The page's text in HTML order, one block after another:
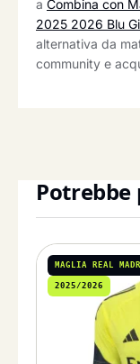
a Combina con
2025 2026 Blu
alternativa da
community e
Potrebbe
MAGLIA REAL
2025/2026